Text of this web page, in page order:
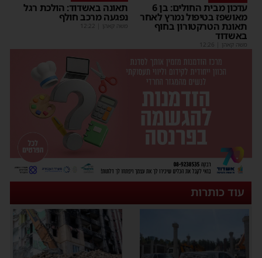
עדכון מבית החולים: בן 6
מאושפז בטיפול נמרץ לאחר
תאונת הטרקטורון בחוף
באשדוד
משה קאהן 12:26
תאונה באשדוד: הולכת רגל
נפגעה מרכב חולף
משה קאהן 12:22
עוד כותרות